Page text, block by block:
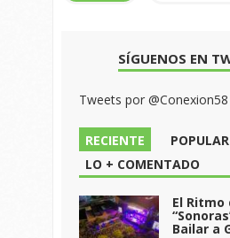
SÍGUENOS EN
Tweets por @Conexion58
RECIENTE
POPULAR
LO + COMENTADO
El Ritmo
Bailar a